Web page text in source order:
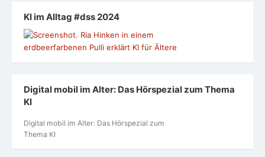
KI im Alltag #dss 2024
Digital mobil im Alter: Das Hörspezial zum Thema
KI
Digital mobil im Alter: Das Hörspezial zum
Thema KI